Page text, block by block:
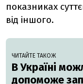
показниках
від іншого.
ЧИТАЙТЕ ТАКОЖ
В Україні
допоможе